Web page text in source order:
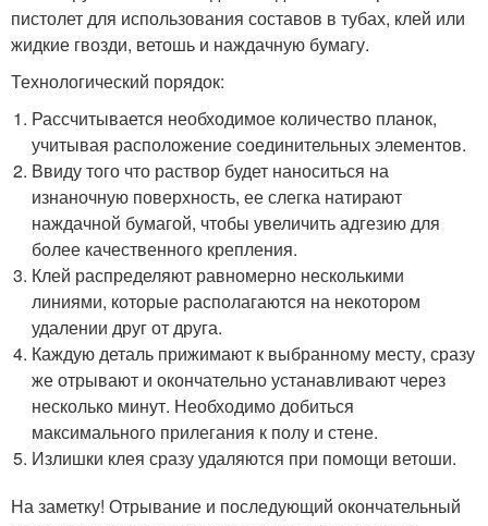
пистолет для использования составов в тубах, клей или
жидкие гвозди, ветошь и наждачную бумагу.
Технологический порядок:
Рассчитывается необходимое количество планок,
учитывая расположение соединительных элементов.
Ввиду того что раствор будет наноситься на
изнаночную поверхность, ее слегка натирают
наждачной бумагой, чтобы увеличить адгезию для
более качественного крепления.
Клей распределяют равномерно несколькими
линиями, которые располагаются на некотором
удалении друг от друга.
Каждую деталь прижимают к выбранному месту, сразу
же отрывают и окончательно устанавливают через
несколько минут. Необходимо добиться
максимального прилегания к полу и стене.
Излишки клея сразу удаляются при помощи ветоши.
На заметку! Отрывание и последующий окончательный